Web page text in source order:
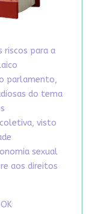
riscos para a
parlamento,
do tema
visto
sexual
aos direitos